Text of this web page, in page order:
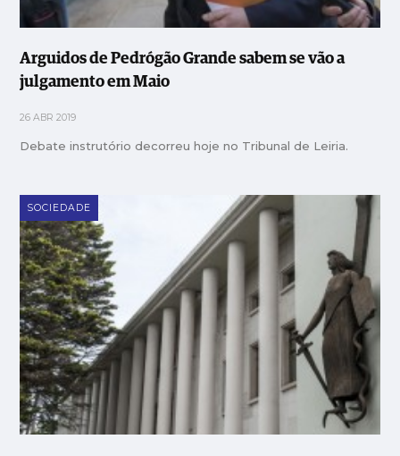
Arguidos de Pedrógão Grande sabem se vão a
julgamento em Maio
26 ABR 2019
Debate instrutório decorreu hoje no Tribunal de Leiria.
SOCIEDADE